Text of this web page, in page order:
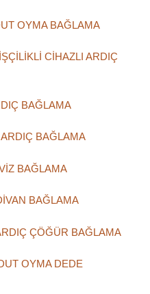
OYMA BAĞLAMA
CİHAZLI ARDIÇ
BAĞLAMA
BAĞLAMA
BAĞLAMA
BAĞLAMA
ÇÖĞÜR BAĞLAMA
OYMA DEDE